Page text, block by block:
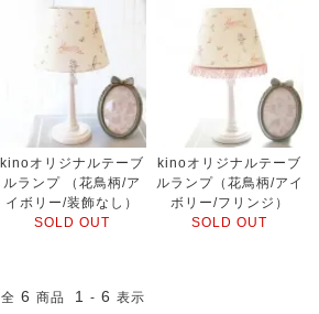
kinoオリジナルテーブ
ルランプ （花鳥柄/ア
イボリー/装飾なし）
SOLD OUT
kinoオリジナルテーブ
ルランプ（花鳥柄/アイ
ボリー/フリンジ）
SOLD OUT
全 6 商品 1 - 6 表示